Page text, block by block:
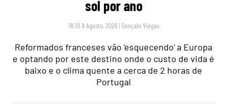
sol por ano
18:10 8 Agosto, 2026 | Gonçalo Viegas
Reformados franceses vão 'esquecendo' a Europa
e optando por este destino onde o custo de vida é
baixo e o clima quente a cerca de 2 horas de
Portugal